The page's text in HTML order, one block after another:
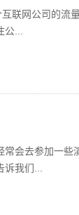
联网公司的
...
会去参加一
我们...